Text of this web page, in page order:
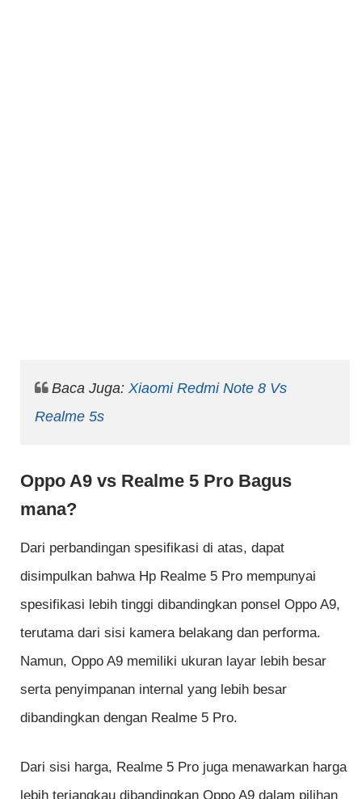
Baca Juga: Xiaomi Redmi Note 8 Vs
Realme 5s
Oppo A9 vs Realme 5 Pro Bagus
mana?
Dari perbandingan spesifikasi di atas, dapat
disimpulkan bahwa Hp Realme 5 Pro mempunyai
spesifikasi lebih tinggi dibandingkan ponsel Oppo A9,
terutama dari sisi kamera belakang dan performa.
Namun, Oppo A9 memiliki ukuran layar lebih besar
serta penyimpanan internal yang lebih besar
dibandingkan dengan Realme 5 Pro.
Dari sisi harga, Realme 5 Pro juga menawarkan harga
lebih terjangkau dibandingkan Oppo A9 dalam pilihan